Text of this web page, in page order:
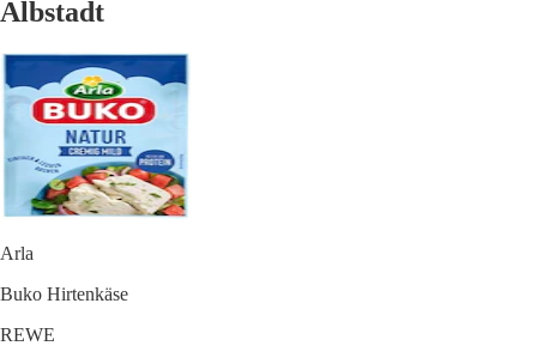
Albstadt
Arla
Buko Hirtenkäse
REWE